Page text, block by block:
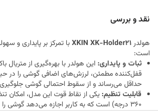
نقد و بررسی
هولدرXKIN XK-Holder21با تمرکز بر پایداری و
است:
ثبات و پایداری: این هولدر با بهره‌گیری از
قفل‌کننده مطمئن، لرزش‌های اضافی گوشی را در
حداقل می‌رساند و از سقوط احتمالی گوشی
قابلیت تنظیم: یکی از نقاط قوت این مدل، امکان
۳۶۰ درجه) است که به کاربر اجازه می‌دهد گوشی